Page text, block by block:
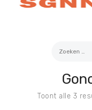
naar:
Kosten
Toont alle 3